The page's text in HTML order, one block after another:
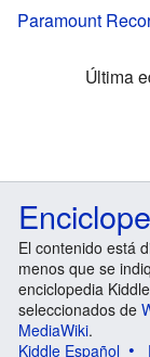
Paramount
Última
El contenido está
menos que se
enciclopedia
seleccionados de
MediaWiki.
Kiddle Español